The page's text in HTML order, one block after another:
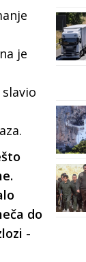
je
do
-